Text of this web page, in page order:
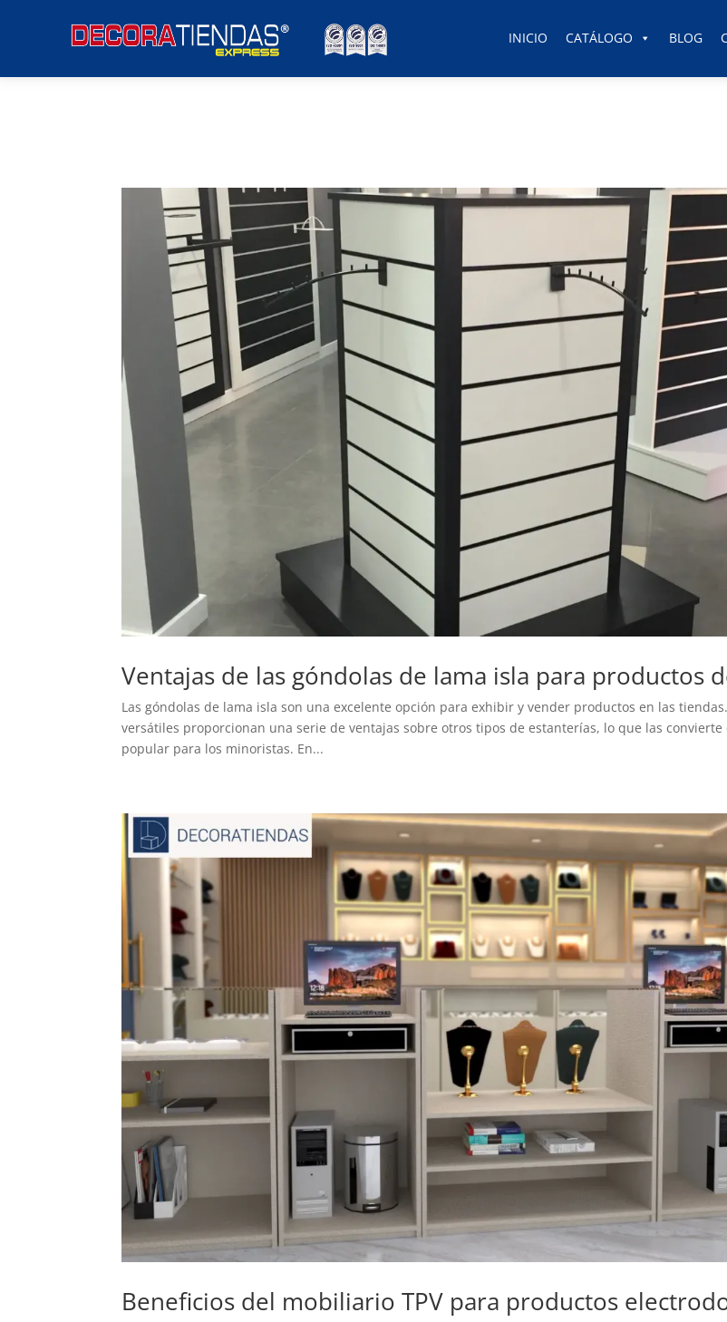
INICIO CATÁLOGO BLOG
Ventajas de las góndolas de lama isla para productos
Las góndolas de lama isla son una excelente opción para exhibir y vender productos en las
versátiles proporcionan una serie de ventajas sobre otros tipos de estanterías, lo que las convierte
popular para los minoristas. En...
Beneficios del mobiliario TPV para productos